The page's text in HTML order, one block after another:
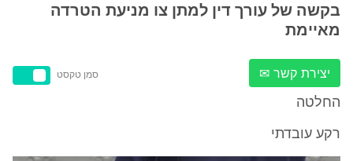
בקשה של עורך דין למתן צו מניעת הטרדה
מאיימת
יצירת קשר ✉ סמן טקסט
החלטה
רקע עובדתי